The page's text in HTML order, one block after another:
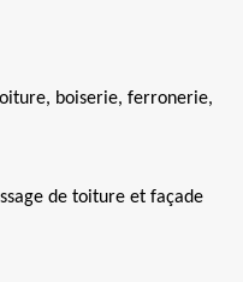
boiserie, ferronerie,
de toiture et façade